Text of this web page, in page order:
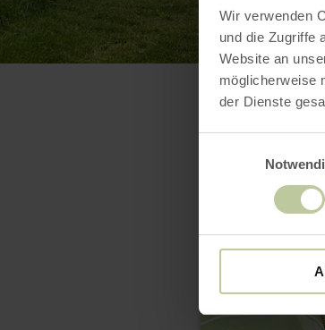
Wir verwenden
und die Zugriffe
Website an
möglicherweise
der Dienste